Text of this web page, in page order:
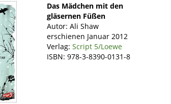
Das Mädchen mit den
gläsernen Füßen
Autor: Ali Shaw
erschienen Januar 2012
Verlag: Script 5/Loewe
ISBN: 978-3-8390-0131-8